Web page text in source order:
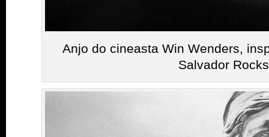
Anjo do cineasta Win Wenders,
Salvador